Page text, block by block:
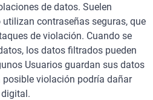
de datos. Suelen
contraseñas seguras, que
de violación. Cuando se
los datos filtrados pueden
Usuarios guardan sus datos
posible violación podría dañar